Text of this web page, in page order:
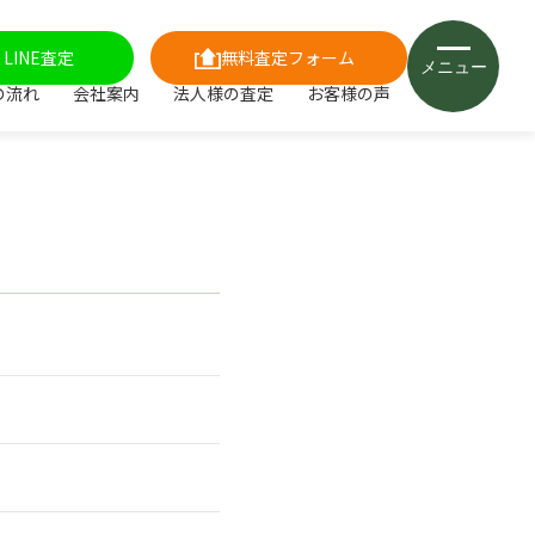
査定
無料査定フォーム
流れ 会社案内 法人様の査定 お客様の声
メニュー